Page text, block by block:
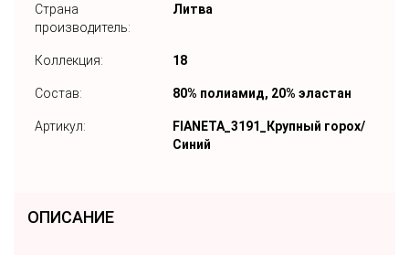
Страна
производитель:
Литва
Коллекция: 18
Состав: 80% полиамид, 20% эластан
Артикул:
FIANETA_3191_Крупный горох/
Синий
ОПИСАНИЕ